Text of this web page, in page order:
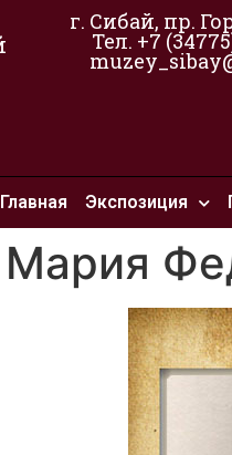
г. Сибай, пр.
Тел. +7
Главная Экспозиция